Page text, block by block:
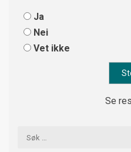
Ja
Nei
Vet ikke
Se